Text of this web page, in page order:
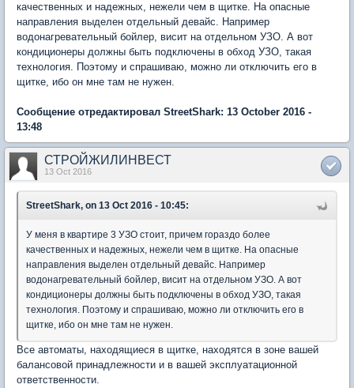
качественных и надежных, нежели чем в щитке. На опасные
направления выделен отдельный девайс. Например
водонагревательный бойлер, висит на отдельном УЗО. А вот
кондиционеры должны быть подключены в обход УЗО, такая
технология. Поэтому и спрашиваю, можно ли отключить его в
щитке, ибо он мне там не нужен.
Сообщение отредактировал StreetShark: 13 October 2016 -
13:48
СТРОЙЖИЛИНВЕСТ
13 Oct 2016
StreetShark, on 13 Oct 2016 - 10:45:
У меня в квартире 3 УЗО стоит, причем гораздо более
качественных и надежных, нежели чем в щитке. На опасные
направления выделен отдельный девайс. Например
водонагревательный бойлер, висит на отдельном УЗО. А вот
кондиционеры должны быть подключены в обход УЗО, такая
технология. Поэтому и спрашиваю, можно ли отключить его в
щитке, ибо он мне там не нужен.
Все автоматы, находящиеся в щитке, находятся в зоне вашей
балансовой принадлежности и в вашей эксплуатационной
ответственности.